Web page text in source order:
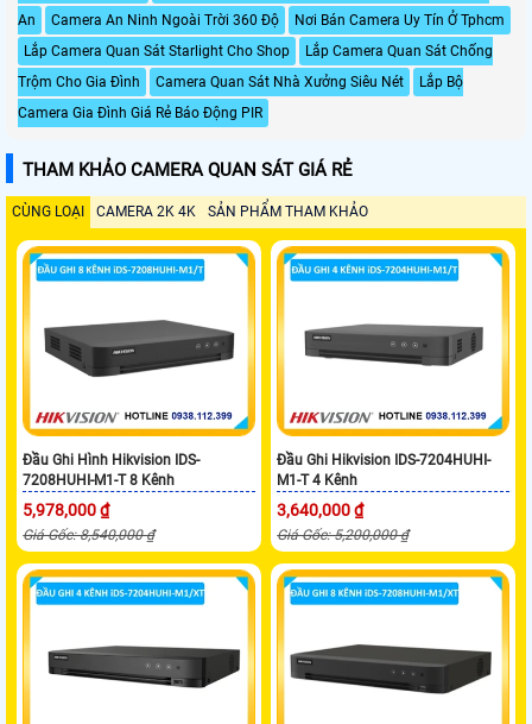
An
Camera An Ninh Ngoài Trời 360 Độ
Nơi Bán Camera Uy Tín Ở Tphcm
Lắp Camera Quan Sát Starlight Cho Shop
Lắp Camera Quan Sát Chống
Trộm Cho Gia Đình
Camera Quan Sát Nhà Xưởng Siêu Nét
Lắp Bộ
Camera Gia Đình Giá Rẻ Báo Động PIR
THAM KHẢO CAMERA QUAN SÁT GIÁ RẺ
CÙNG LOẠI CAMERA 2K 4K SẢN PHẨM THAM KHẢO
Đầu Ghi Hình Hikvision IDS-
7208HUHI-M1-T 8 Kênh
5,978,000 ₫
Giá Gốc: 8,540,000 ₫
Đầu Ghi Hikvision IDS-7204HUHI-
M1-T 4 Kênh
3,640,000 ₫
Giá Gốc: 5,200,000 ₫